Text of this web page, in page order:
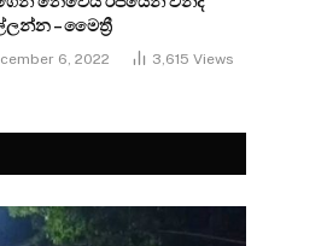
– මෛත්‍රී
6, 2022 3,615 Views